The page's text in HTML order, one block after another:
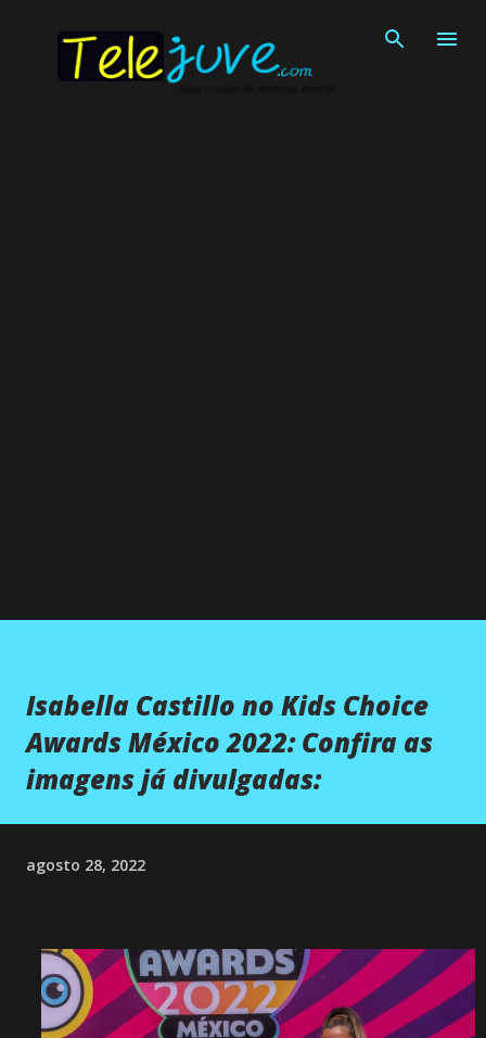
Isabella Castillo no Kids Choice
Awards México 2022: Confira as
imagens já divulgadas:
agosto 28, 2022